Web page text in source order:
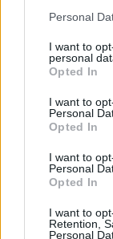
Please note
not limited to
grant or deny
use your data
consent section.
Personal
I want to
personal
Opted In
I want to
Personal
Opted In
I want to
Personal
Opted In
I want to
Retention,
Personal
K-2SO is
| 2019.04.12 09:20
Akik esetleg attól
legzseniálisabb